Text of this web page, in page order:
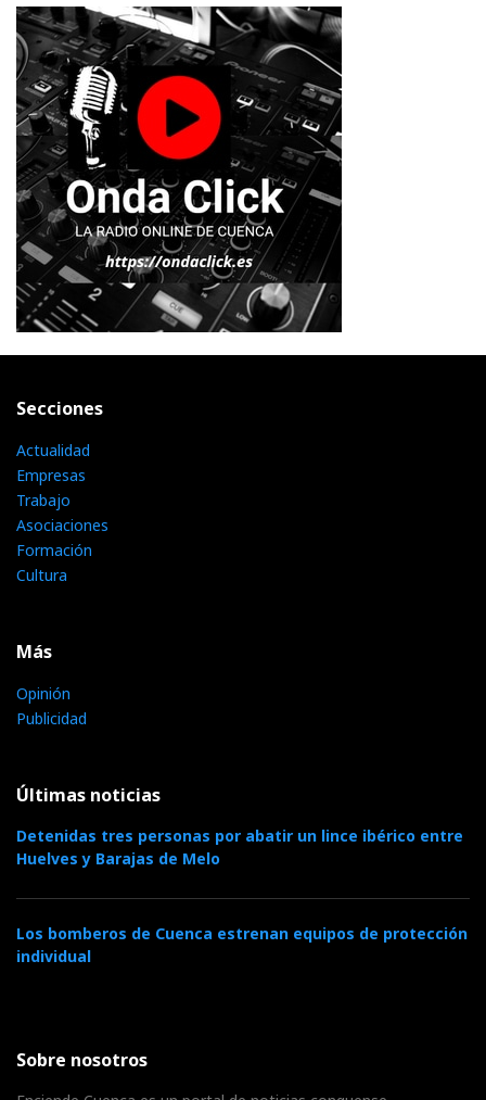
Secciones
Actualidad
Empresas
Trabajo
Asociaciones
Formación
Cultura
Más
Opinión
Publicidad
Últimas noticias
Detenidas tres personas por abatir un lince ibérico entre
Huelves y Barajas de Melo
Los bomberos de Cuenca estrenan equipos de protección
individual
Sobre nosotros